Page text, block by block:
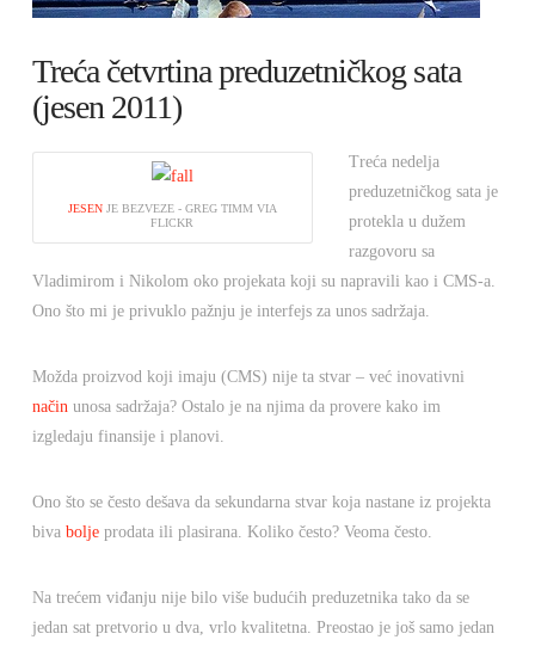
Treća četvrtina preduzetničkog sata
(jesen 2011)
JESENJE BEZVEZE - GREG TIMM VIA
FLICKR
Treća nedelja
preduzetničkog sata je
protekla u dužem
razgovoru sa
Vladimirom i Nikolom oko projekata koji su napravili kao i CMS-a.
Ono što mi je privuklo pažnju je interfejs za unos sadržaja.
Možda proizvod koji imaju (CMS) nije ta stvar – već inovativni
način unosa sadržaja? Ostalo je na njima da provere kako im
izgledaju finansije i planovi.
Ono što se često dešava da sekundarna stvar koja nastane iz projekta
biva boljeprodata ili plasirana. Koliko često? Veoma često.
Na trećem viđanju nije bilo više budućih preduzetnika tako da se
jedan sat pretvorio u dva, vrlo kvalitetna. Preostao je još samo jedan